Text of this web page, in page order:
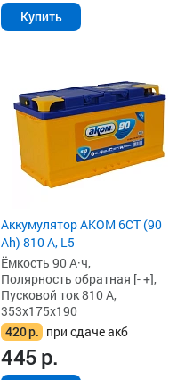
Купить
Аккумулятор AKOM 6СТ (90
Ah) 810 А, L5
Ёмкость 90 А·ч,
Полярность обратная [- +],
Пусковой ток 810 А,
353x175x190
420р. при сдаче акб
445р.